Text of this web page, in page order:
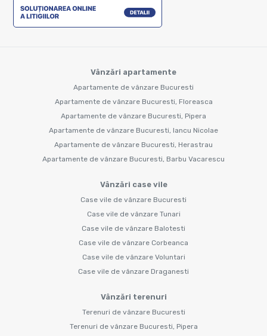
Vânzări apartamente
Apartamente de vânzare Bucuresti
Apartamente de vânzare Bucuresti, Floreasca
Apartamente de vânzare Bucuresti, Pipera
Apartamente de vânzare Bucuresti, Iancu Nicolae
Apartamente de vânzare Bucuresti, Herastrau
Apartamente de vânzare Bucuresti, Barbu Vacarescu
Vânzări case vile
Case vile de vânzare Bucuresti
Case vile de vânzare Tunari
Case vile de vânzare Balotesti
Case vile de vânzare Corbeanca
Case vile de vânzare Voluntari
Case vile de vânzare Draganesti
Vânzări terenuri
Terenuri de vânzare Bucuresti
Terenuri de vânzare Bucuresti, Pipera